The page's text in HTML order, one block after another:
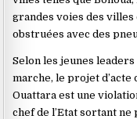
grandes voies des
obstruées avec des
Selon les jeunes
marche, le projet d’acte
Ouattara est une
chef de l’Etat sortant